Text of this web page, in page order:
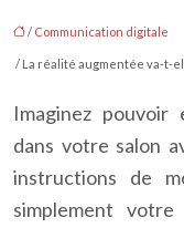
/ Communication digitale
/ La réalité augmentée va-t-
Imaginez pouvoir
dans votre salon
instructions de
simplement